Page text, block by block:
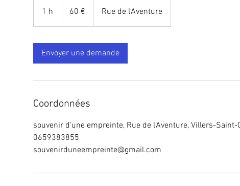
1 h 60 € Rue de l'Aventure
Envoyer une demande
Coordonnées
souvenir d'une empreinte, Rue de l'Aventure, Villers-Saint-
0659383855
souvenirduneempreinte@gmail.com